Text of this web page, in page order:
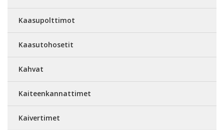
Kaasupolttimot
Kaasutohosetit
Kahvat
Kaiteenkannattimet
Kaivertimet